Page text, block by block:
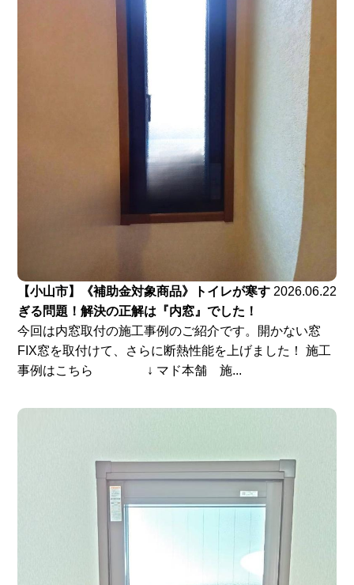
【小山市】《補助金対象商品》トイレが寒す
ぎる問題！解決の正解は『内窓』でした！
2026.06.22
今回は内窓取付の施工事例のご紹介です。開かない窓
FIX窓を取付けて、さらに断熱性能を上げました！ 施工
事例はこちら ↓ マド本舗 施...